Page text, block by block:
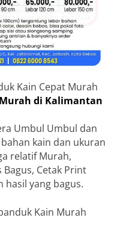
Kain Cepat Murah
di Kalimantan
Umbul Umbul dan
kain dan ukuran
relatif Murah,
Cetak Print
hasil yang bagus.